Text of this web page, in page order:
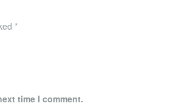
*
time I comment.